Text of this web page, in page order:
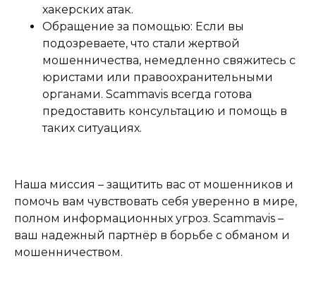
хакерских атак.
Обращение за помощью: Если вы
подозреваете, что стали жертвой
мошенничества, немедленно свяжитесь с
юристами или правоохранительными
органами. Scammavis всегда готова
предоставить консультацию и помощь в
таких ситуациях.
Наша миссия – защитить вас от мошенников и
помочь вам чувствовать себя уверенно в мире,
полном информационных угроз. Scammavis –
ваш надежный партнёр в борьбе с обманом и
мошенничеством.